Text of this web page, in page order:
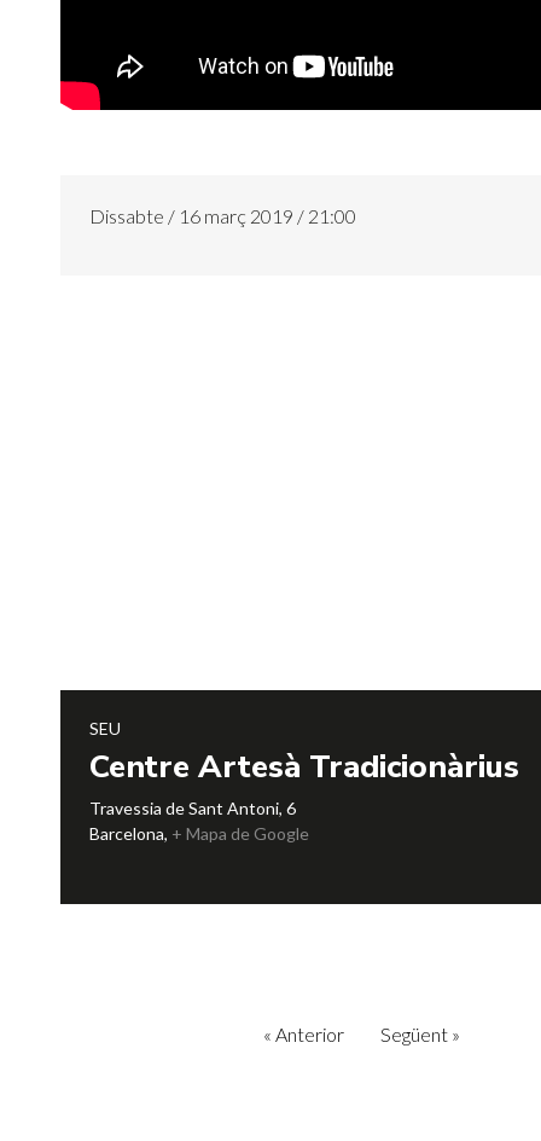
Dissabte / 16 març 2019 / 21:00
SEU
Centre Artesà Tradicionàrius
Travessia de Sant Antoni, 6
Barcelona, + Mapa de Google
« Anterior Següent »